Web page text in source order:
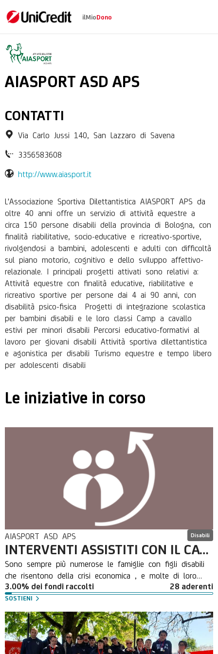
AIASPORT ASD APS
ilMioDono
AIASPORT ASD APS
CONTATTI
Via Carlo Jussi 140, San Lazzaro di Savena
3356583608
http://www.aiasport.it
L'Associazione Sportiva Dilettantistica AIASPORT APS da
oltre 40 anni offre un servizio di attività equestre a
circa 150 persone disabili della provincia di Bologna, con
finalità riabilitative, socio-educative e ricreativo-sportive,
rivolgendosi a bambini, adolescenti e adulti con difficoltà
sul piano motorio, cognitivo e dello sviluppo affettivo-
relazionale. I principali progetti attivati sono relativi a:
Attività equestre con finalità educative, riabilitative e
ricreativo sportive per persone dai 4 ai 90 anni, con
disabilità psico-fisica Progetti di integrazione scolastica
per bambini disabili e le loro classi Camp a cavallo
estivi per minori disabili Percorsi educativo-formativi al
lavoro per giovani disabili Attività sportiva dilettantistica
e agonistica per disabili Turismo equestre e tempo libero
per adolescenti disabili
Le iniziative in corso
AIASPORT ASD APS Disabili
INTERVENTI ASSISTITI CON IL CAVALLO: UNA RISORSA PER IL TERRITORIO - 5° edizione
Sono sempre più numerose le famiglie con figli disabili
che risentono della crisi economica , e molte di loro
non riescono più a sostenere le spese sociali
e riabilitative dei propri figli, tra cui l'attività di
riabilitazione equestre. L'ASD AIASPORT APS
intende andare incontro alle sempre più numerose
richieste dei ragazzi con handicap che vorrebbero
accedere al nostro servizio equestre, ma non hanno i
3.00% dei fondi raccolti 28 aderenti
SOSTIENI